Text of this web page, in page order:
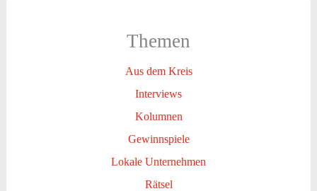
Themen
Aus dem Kreis
Interviews
Kolumnen
Gewinnspiele
Lokale Unternehmen
Rätsel